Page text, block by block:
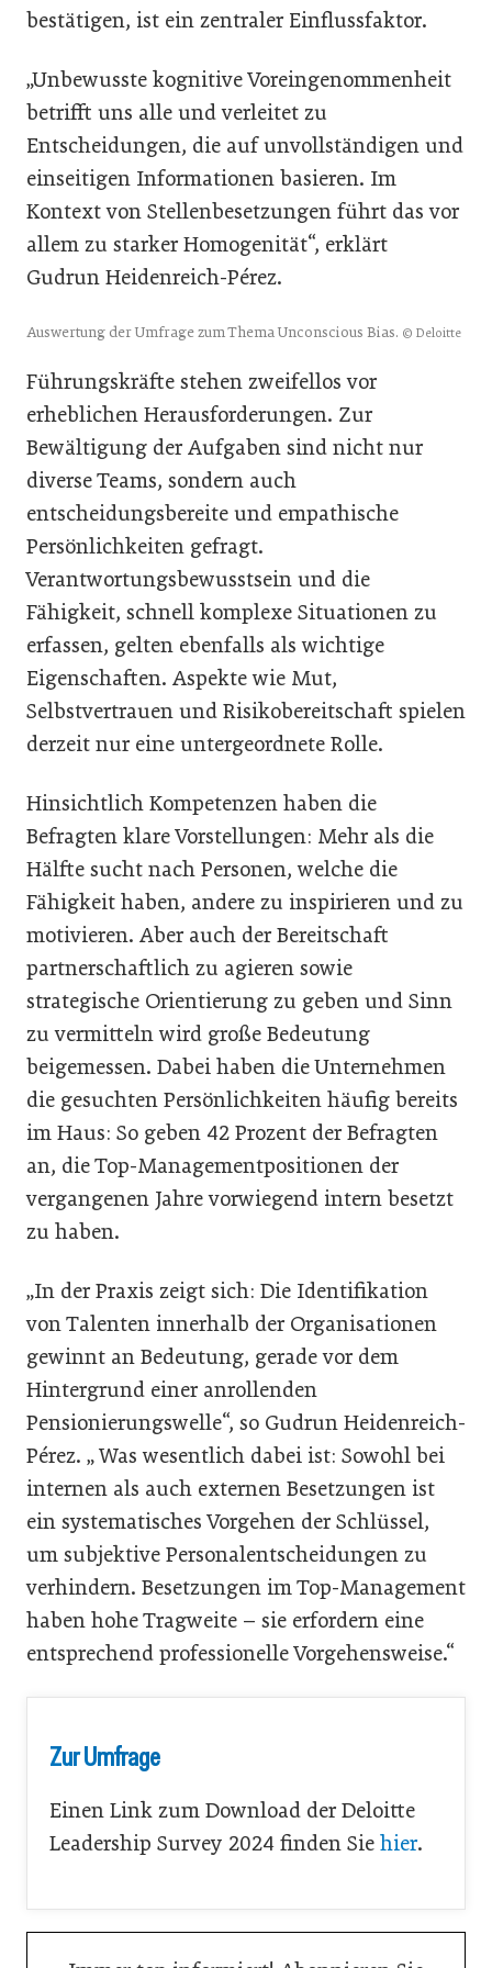
bestätigen, ist ein zentraler Einflussfaktor.
„Unbewusste kognitive Voreingenommenheit
betrifft uns alle und verleitet zu
Entscheidungen, die auf unvollständigen und
einseitigen Informationen basieren. Im
Kontext von Stellenbesetzungen führt das vor
allem zu starker Homogenität“, erklärt
Gudrun Heidenreich-Pérez.
Auswertung der Umfrage zum Thema Unconscious Bias. © Deloitte
Führungskräfte stehen zweifellos vor
erheblichen Herausforderungen. Zur
Bewältigung der Aufgaben sind nicht nur
diverse Teams, sondern auch
entscheidungsbereite und empathische
Persönlichkeiten gefragt.
Verantwortungsbewusstsein und die
Fähigkeit, schnell komplexe Situationen zu
erfassen, gelten ebenfalls als wichtige
Eigenschaften. Aspekte wie Mut,
Selbstvertrauen und Risikobereitschaft spielen
derzeit nur eine untergeordnete Rolle.
Hinsichtlich Kompetenzen haben die
Befragten klare Vorstellungen: Mehr als die
Hälfte sucht nach Personen, welche die
Fähigkeit haben, andere zu inspirieren und zu
motivieren. Aber auch der Bereitschaft
partnerschaftlich zu agieren sowie
strategische Orientierung zu geben und Sinn
zu vermitteln wird große Bedeutung
beigemessen. Dabei haben die Unternehmen
die gesuchten Persönlichkeiten häufig bereits
im Haus: So geben 42 Prozent der Befragten
an, die Top-Managementpositionen der
vergangenen Jahre vorwiegend intern besetzt
zu haben.
„In der Praxis zeigt sich: Die Identifikation
von Talenten innerhalb der Organisationen
gewinnt an Bedeutung, gerade vor dem
Hintergrund einer anrollenden
Pensionierungswelle“, so Gudrun Heidenreich-
Pérez. „ Was wesentlich dabei ist: Sowohl bei
internen als auch externen Besetzungen ist
ein systematisches Vorgehen der Schlüssel,
um subjektive Personalentscheidungen zu
verhindern. Besetzungen im Top-Management
haben hohe Tragweite – sie erfordern eine
entsprechend professionelle Vorgehensweise.“
Zur Umfrage
Einen Link zum Download der Deloitte
Leadership Survey 2024 finden Sie hier.